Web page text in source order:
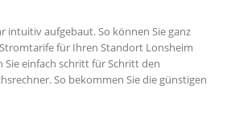
intuitiv aufgebaut. So können Sie ganz
für Ihren Standort Lonsheim
Sie einfach schritt für Schritt den
So bekommen Sie die günstigen